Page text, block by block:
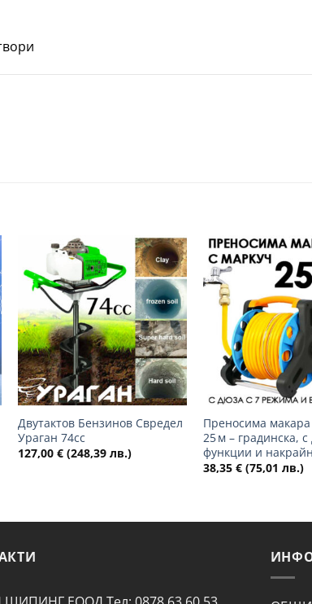
Добави
в
желани
+
Двутактов Бензинов Свредел
Ураган 74cc
127,00 € (248,39 лв.)
Преносима
25 м – градинска,
функции и
38,35 € (75,01 лв.)